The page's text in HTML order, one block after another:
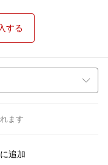
する
ます
追加